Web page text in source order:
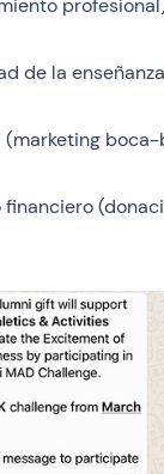
de la
(marketing
financiero